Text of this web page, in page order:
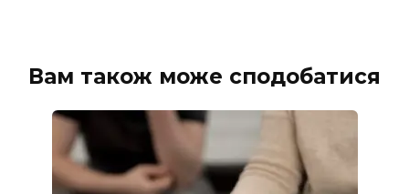
Вам також може сподобатися